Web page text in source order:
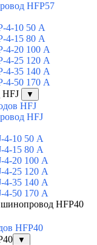
HFP57
4-10 50 А
4-15 80 А
4-20 100 А
4-25 120 А
4-35 140 А
4-50 170 А
▼
HFJ
HFJ
4-10 50 А
4-15 80 А
20 100 А
25 120 А
35 140 А
50 170 А
HFP40
HFP40
▼